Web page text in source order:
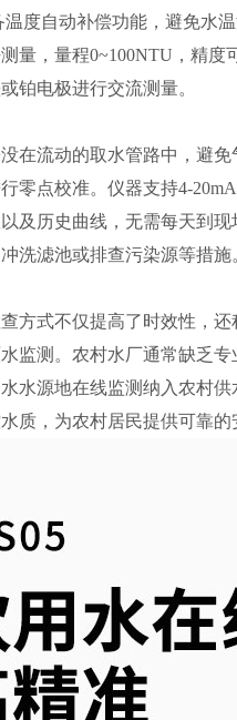
度自动补偿功能，避免水
量，量程0~100NTU，精
铂电极进行交流测量。
在流动的取水管路中，避
零点校准。仪器支持4-
及历史曲线，无需每天到
洗滤池或排查污染源等措施
方式不仅提高了时效性，
监测。农村水厂通常缺乏
水源地在线监测纳入农村
质，为农村居民提供可靠的